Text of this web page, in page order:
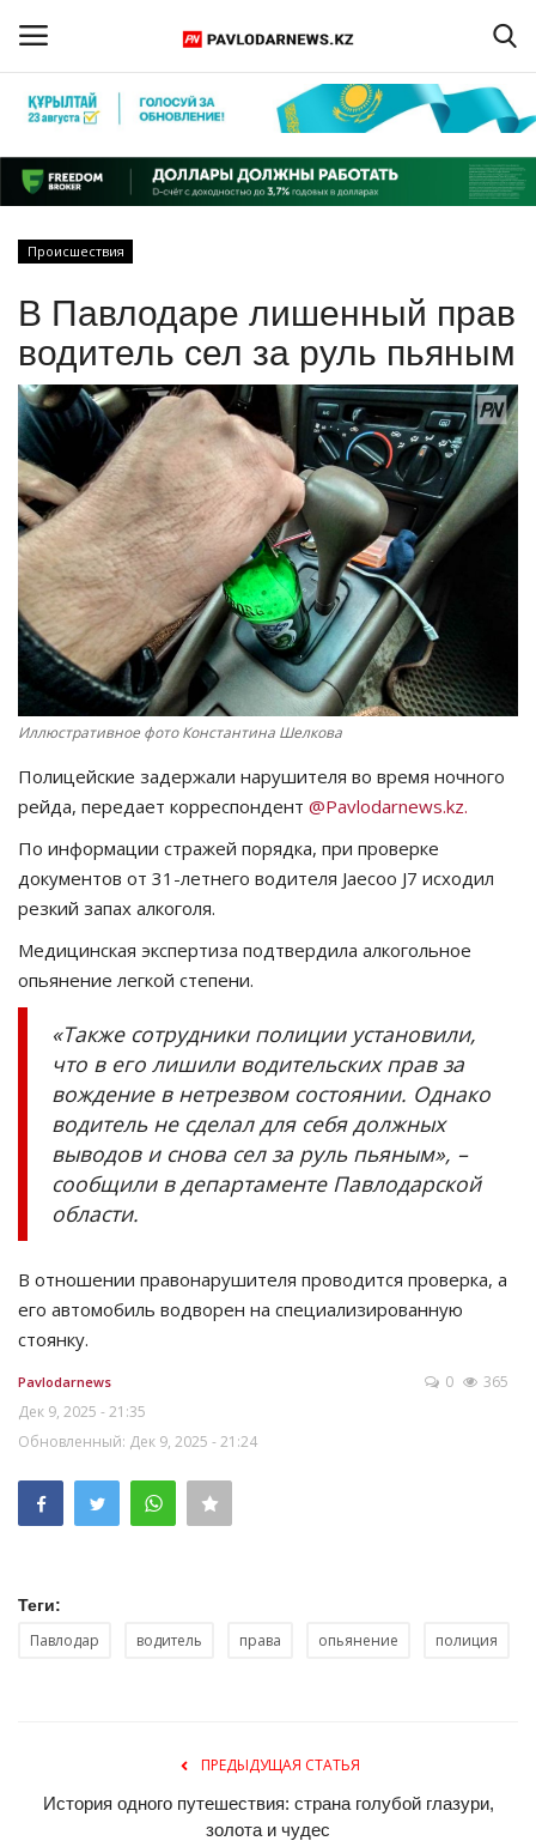
Регистрация
Главная
ПАВЛОДАРСКАЯ ОБЛАСТЬ
КАЗАХСТАН
МИР
СПЕЦПРОЕКТЫ
СПОРТ
Чек-лист
РАЗВЛЕЧЕНИЯ
Курултай
Язык
Происшествия
В Павлодаре лишенный прав
водитель сел за руль пьяным
Иллюстративное фото Константина Шелкова
Полицейские задержали нарушителя во время ночного
рейда, передает корреспондент @Pavlodarnews.kz.
По информации стражей порядка, при проверке
документов от 31-летнего водителя Jaecoo J7 исходил
резкий запах алкоголя.
Медицинская экспертиза подтвердила алкогольное
опьянение легкой степени.
«Также сотрудники полиции установили,
что в его лишили водительских прав за
вождение в нетрезвом состоянии. Однако
водитель не сделал для себя должных
выводов и снова сел за руль пьяным», –
сообщили в департаменте Павлодарской
области.
В отношении правонарушителя проводится проверка, а
его автомобиль водворен на специализированную
стоянку.
Pavlodarnews
Дек 9, 2025 - 21:35
Обновленный: Дек 9, 2025 - 21:24
0 365
Теги:
Павлодар водитель права опьянение полиция
ПРЕДЫДУЩАЯ СТАТЬЯ
История одного путешествия: страна голубой глазури,
золота и чудес